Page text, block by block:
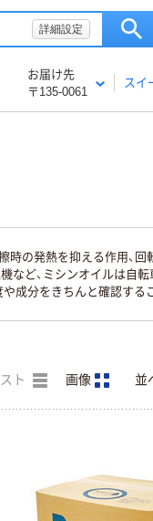
詳細設定
お届け先
〒135-0061
スイ
の発熱を抑える作用、
ど、ミシンオイルは自
成分をきちんと確認する
ト 画像 並